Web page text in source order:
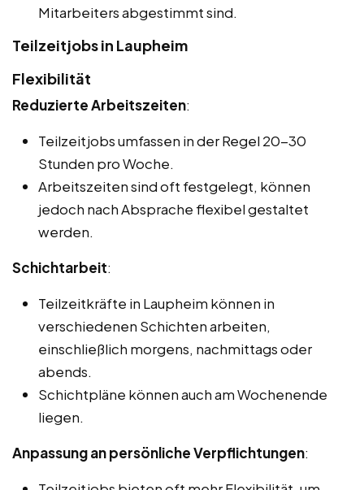
Mitarbeiters abgestimmt sind.
Teilzeitjobs in Laupheim
Flexibilität
Reduzierte Arbeitszeiten:
Teilzeitjobs umfassen in der Regel 20-30
Stunden pro Woche.
Arbeitszeiten sind oft festgelegt, können
jedoch nach Absprache flexibel gestaltet
werden.
Schichtarbeit:
Teilzeitkräfte in Laupheim können in
verschiedenen Schichten arbeiten,
einschließlich morgens, nachmittags oder
abends.
Schichtpläne können auch am Wochenende
liegen.
Anpassung an persönliche Verpflichtungen: